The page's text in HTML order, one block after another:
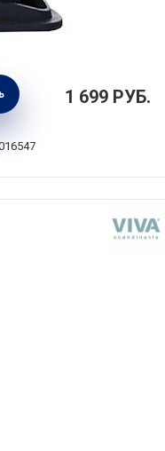
чая Infusion
сталь +
Дания, V29122
1 699 РУБ.